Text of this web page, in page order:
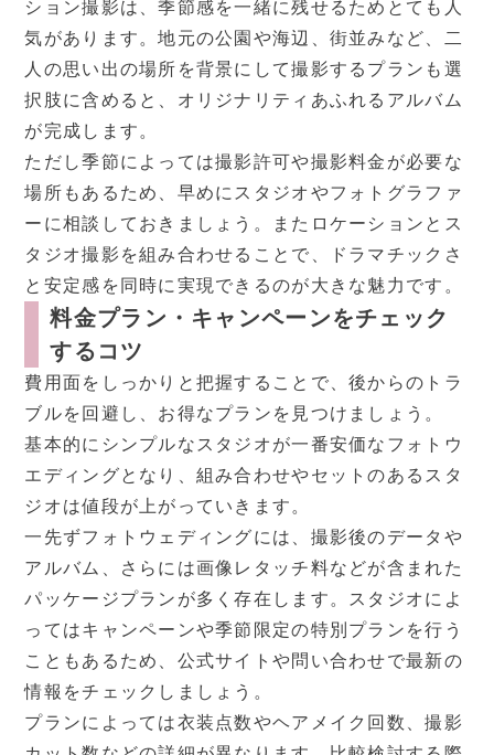
ション撮影は、季節感を一緒に残せるためとても人
気があります。地元の公園や海辺、街並みなど、二
人の思い出の場所を背景にして撮影するプランも選
択肢に含めると、オリジナリティあふれるアルバム
が完成します。
ただし季節によっては撮影許可や撮影料金が必要な
場所もあるため、早めにスタジオやフォトグラファ
ーに相談しておきましょう。またロケーションとス
タジオ撮影を組み合わせることで、ドラマチックさ
と安定感を同時に実現できるのが大きな魅力です。
料金プラン・キャンペーンをチェック
するコツ
費用面をしっかりと把握することで、後からのトラ
ブルを回避し、お得なプランを見つけましょう。
基本的にシンプルなスタジオが一番安価なフォトウ
エディングとなり、組み合わせやセットのあるスタ
ジオは値段が上がっていきます。
一先ずフォトウェディングには、撮影後のデータや
アルバム、さらには画像レタッチ料などが含まれた
パッケージプランが多く存在します。スタジオによ
ってはキャンペーンや季節限定の特別プランを行う
こともあるため、公式サイトや問い合わせで最新の
情報をチェックしましょう。
プランによっては衣装点数やヘアメイク回数、撮影